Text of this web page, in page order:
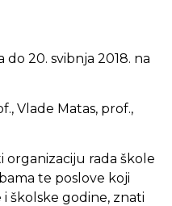
do 20. svibnja 2018. na
Vlade Matas, prof.,
organizaciju rada škole
te poslove koji
školske godine, znati